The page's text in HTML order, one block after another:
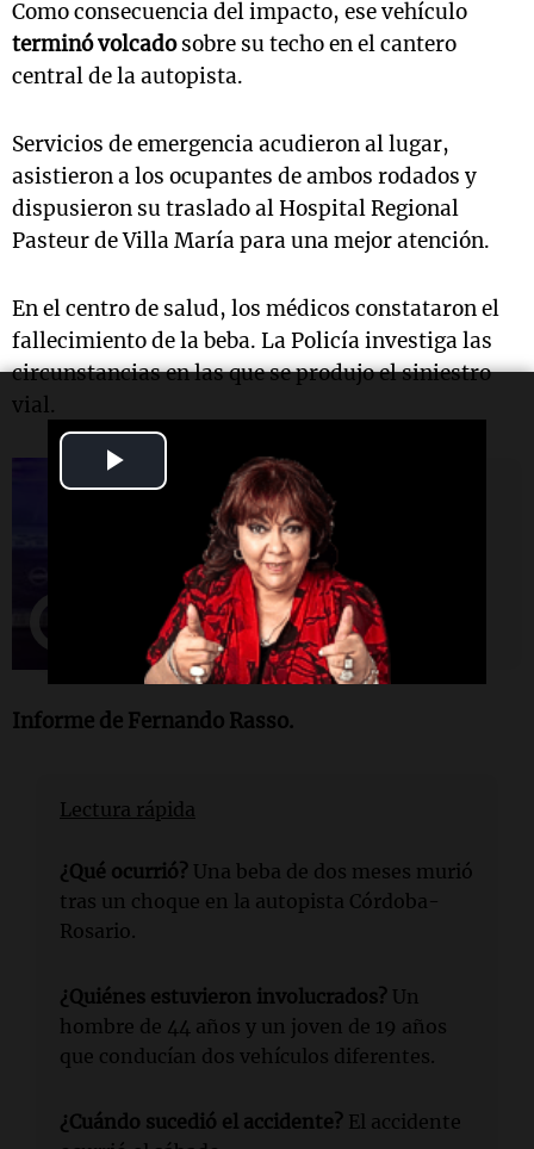
Video
Como consecuencia del impacto, ese vehículo
terminó volcadosobre su techo en el cantero
central de la autopista.
Servicios de emergencia acudieron al lugar,
asistieron a los ocupantes de ambos rodados y
dispusieron su traslado al Hospital Regional
Pasteur de Villa María para una mejor atención.
En el centro de salud, los médicos constataron el
fallecimiento de la beba. La Policía investiga las
circunstancias en las que se produjo el siniestro
vial.
Una mañana para todos
Tres menores fueron detenidos
tras robarle a una mujer en
Córdoba
Informe de Fernando Rasso.
Lectura rápida
¿Qué ocurrió? Una beba de dos meses murió
tras un choque en la autopista Córdoba-
Rosario.
¿Quiénes estuvieron involucrados? Un
hombre de 44 años y un joven de 19 años
que conducían dos vehículos diferentes.
¿Cuándo sucedió el accidente? El accidente